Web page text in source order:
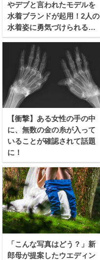
やデブと言われたモデルを
水着ブランドが起用！2人の
水着姿に勇気づけられる女
性続出！
【衝撃】ある女性の手の中
に、無数の金の糸が入って
いることが確認されて話題
に！
「こんな写真はどう？」新
郎母が提案したウエディン